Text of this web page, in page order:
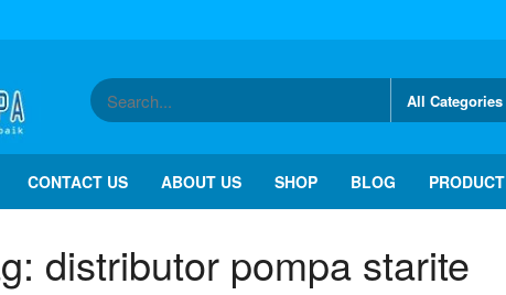
CONTACT US ABOUT US SHOP BLOG PRODUCT
distributor pompa starite